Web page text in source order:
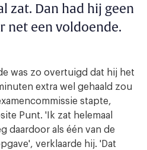
zat. Dan had hij geen
net een voldoende.
was zo overtuigd dat hij het
extra wel gehaald zou
stapte,
Punt. 'Ik zat helemaal
daardoor als één van de
verklaarde hij. 'Dat